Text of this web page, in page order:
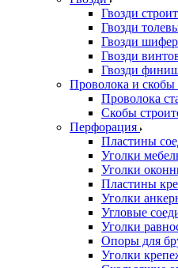
Гвозди
Гвозди
Гвозди
Гвозди
Гвозди
Проволока и скобы
Проволока
Скобы
Перфорация
Пластины
Уголки
Уголки
Пластины
Уголки
Угловые
Уголки
Опоры для
Уголки